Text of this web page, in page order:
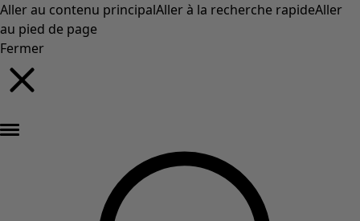
Aller au contenu principalAller à la recherche rapideAller
au pied de page
Fermer